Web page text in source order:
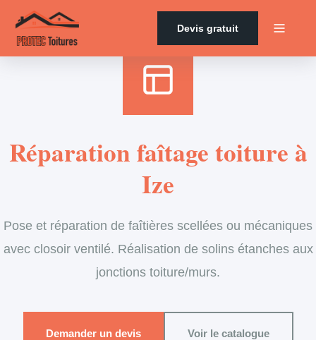
Devis gratuit
Réparation faîtage toiture à
Ize
Pose et réparation de faîtières scellées ou mécaniques
avec closoir ventilé. Réalisation de solins étanches aux
jonctions toiture/murs.
Demander un devis Voir le catalogue